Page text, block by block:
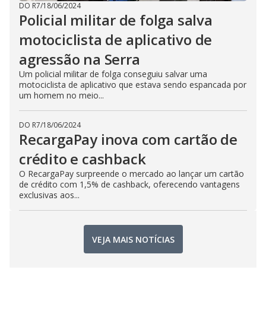
DO R7/18/06/2024
Policial militar de folga salva
motociclista de aplicativo de
agressão na Serra
Um policial militar de folga conseguiu salvar uma
motociclista de aplicativo que estava sendo espancada por
um homem no meio...
DO R7/18/06/2024
RecargaPay inova com cartão de
crédito e cashback
O RecargaPay surpreende o mercado ao lançar um cartão
de crédito com 1,5% de cashback, oferecendo vantagens
exclusivas aos...
VEJA MAIS NOTÍCIAS